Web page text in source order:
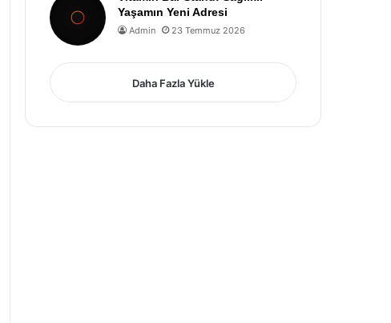
Yaşamın Yeni Adresi
Admin 23 Temmuz 2026
Daha Fazla Yükle